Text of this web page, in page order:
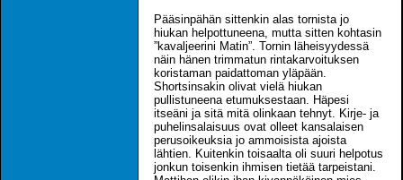
Pääsinpähän sittenkin alas tornista jo
hiukan helpottuneena, mutta sitten kohtasin
”kavaljeerini Matin”. Tornin läheisyydessä
näin hänen trimmatun rintakarvoituksen
koristaman paidattoman yläpään.
Shortsinsakin olivat vielä hiukan
pullistuneena etumuksestaan. Häpesi
itseäni ja sitä mitä olinkaan tehnyt. Kirje- ja
puhelinsalaisuus ovat olleet kansalaisen
perusoikeuksia jo ammoisista ajoista
lähtien. Kuitenkin toisaalta oli suuri helpotus
jonkun toisenkin ihmisen tietää tarpeistani.